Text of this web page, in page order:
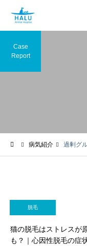
画像診断科
Case
Report
病気紹介 過剰グ
脱毛
猫の脱毛はストレスが
も？｜心因性脱毛の症